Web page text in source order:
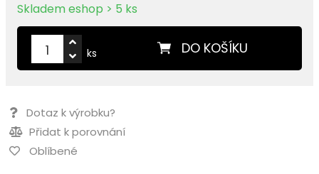
Skladem eshop > 5 ks
DO KOŠÍKU
ks
Dotaz k výrobku?
Přidat k porovnání
Oblíbené